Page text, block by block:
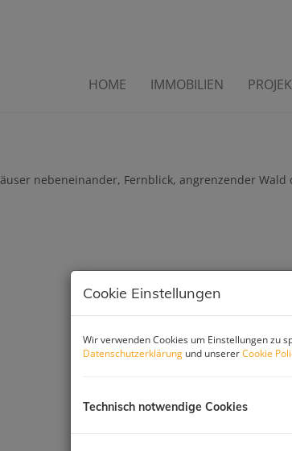
HOME IMMOBILIEN
nebeneinander, Fernblick,
Cookie Einstellungen
Wir verwenden Cookies um Einstellungen zu
Datenschutzerklärung und unsererCookie
Technisch notwendige Cookies